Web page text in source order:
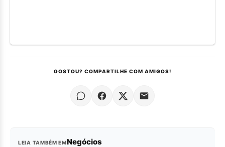
GOSTOU? COMPARTILHE COM AMIGOS!
LEIA TAMBÉM EMNegócios